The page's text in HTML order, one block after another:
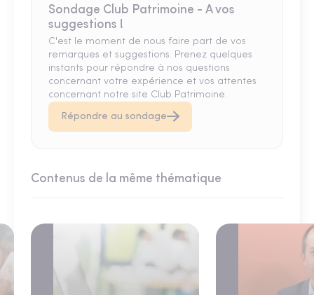
Sondage Club Patrimoine - A vos
suggestions !
C'est le moment de nous faire part de vos
remarques et suggestions. Prenez quelques
instants pour répondre à nos questions
concernant votre expérience et vos attentes
concernant notre site Club Patrimoine.
Répondre au sondage
Contenus de la même thématique